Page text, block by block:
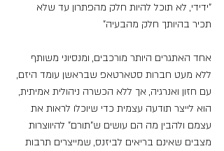
"ידידי, לא תוכל להיות חלק מהפתרון עד שלא
תכיר בהיותך חלק מהבעיה"
אחד האתגרים היותר מורכבים, ומנסיוני משותף
ללא מעט חברות סטארטאפ שבראשן עומד היזם,
עם חזון ואנרגיה, אך ללא הכשרה ניהולית אמיתית,
הוא לייצר תודעה עצמית כדי שיוכלו לראות את
עצמם ולהבין מה הם עושים ש"תורם" להיווצרות
מצבים שאינם בריאים לביזנס, שמייצרים תרבות